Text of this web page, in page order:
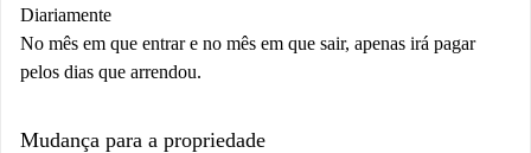
Diariamente
No mês em que entrar e no mês em que sair, apenas irá pagar
pelos dias que arrendou.
Mudança para a propriedade